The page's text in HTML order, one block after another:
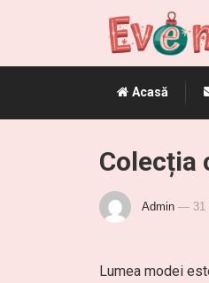
Acasă
Colecția
Admin — 31
Lumea modei